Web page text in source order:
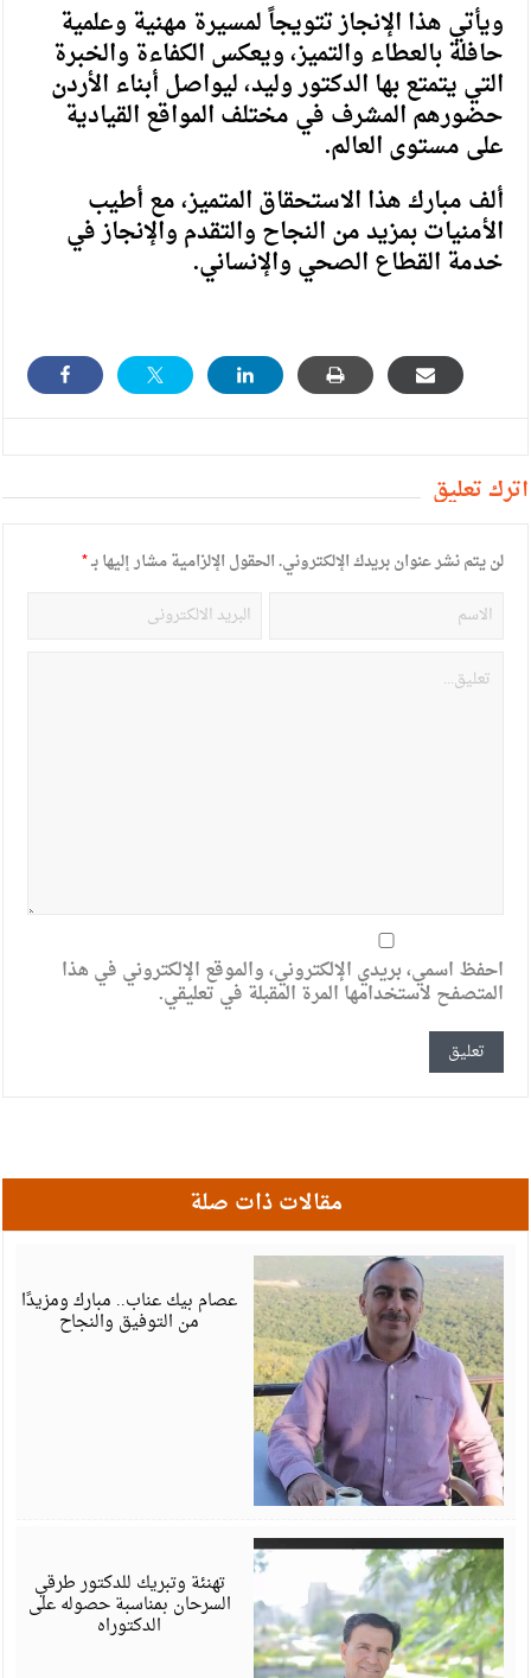
ويأتي هذا الإنجاز تتويجاً لمسيرة مهنية وعلمية
حافلة بالعطاء والتميز، ويعكس الكفاءة والخبرة
التي يتمتع بها الدكتور وليد، ليواصل أبناء الأردن
حضورهم المشرف في مختلف المواقع القيادية
على مستوى العالم.
ألف مبارك هذا الاستحقاق المتميز، مع أطيب
الأمنيات بمزيد من النجاح والتقدم والإنجاز في
خدمة القطاع الصحي والإنساني.
أترك تعليق
لن يتم نشر عنوان بريدك الإلكتروني.الحقول الإلزامية مشار إليها بـ*
احفظ اسمي، بريدي الإلكتروني، والموقع الإلكتروني في هذا
المتصفح لاستخدامها المرة المقبلة في تعليقي.
مقالات ذات صلة
عصام بيك عناب.. مبارك ومزيدًا
من التوفيق والنجاح
تهنئة وتبريك للدكتور طرقي
السرحان بمناسبة حصوله على
الدكتوراه